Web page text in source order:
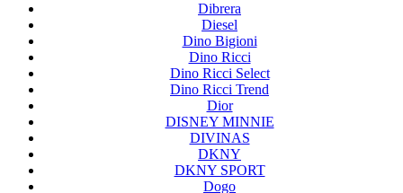
Dibrera
Diesel
Dino Bigioni
Dino Ricci
Dino Ricci Select
Dino Ricci Trend
Dior
DISNEY MINNIE
DIVINAS
DKNY
DKNY SPORT
Dogo